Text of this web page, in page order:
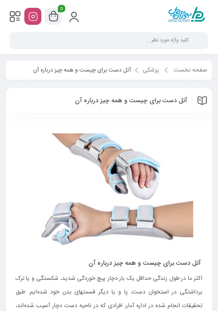
0
صفحه نخست پزشکی آتل دست برای چیست و همه چیز درباره آن
آتل دست برای چیست و همه چیز درباره آن
آتل دست برای چیست و همه چیز درباره آن
اکثر ما در طول زندگی حداقل یک بار دچار پیچ خوردگی شدید، شکستگی و یا ترک
برداشتگی در استخوان دست، پا و یا دیگر قسمتهای بدن خود شده‌ایم. طبق
تحقیقات انجام شده در اداره آمار، افرادی که در ناحیه دست دچار آسیب شده‌اند،